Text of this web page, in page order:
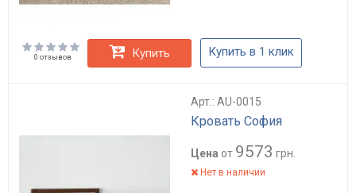
0 отзывов Купить Купить в 1 клик
Арт.: AU-0015
Кровать София
Цена от 9573 грн.
Нет в наличии